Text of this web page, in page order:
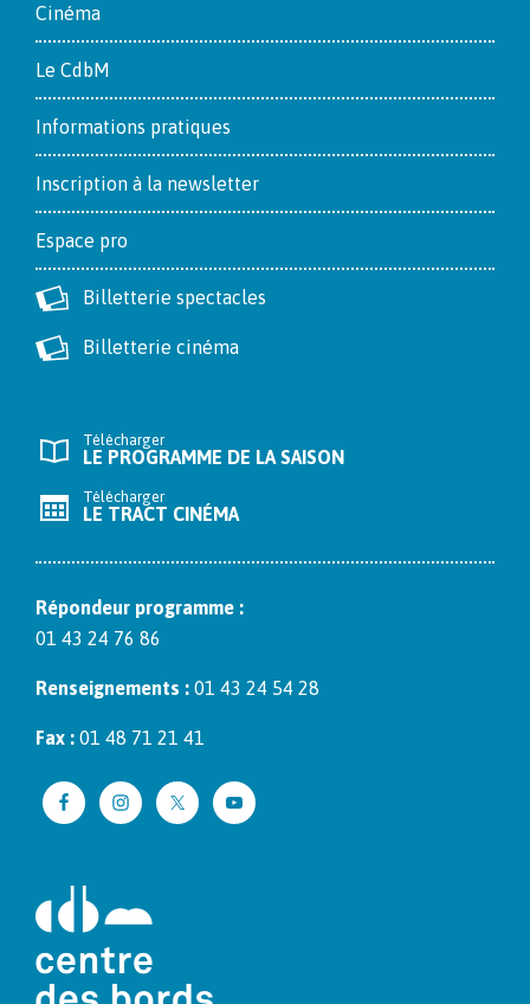
Cinéma
Le CdbM
Informations pratiques
Inscription à la newsletter
Espace pro
Billetterie spectacles
Billetterie cinéma
Télécharger
LE PROGRAMME DE LA SAISON
Télécharger
LE TRACT CINÉMA
Répon­deur pro­gramme :
01 43 24 76 86
Ren­seigne­ments : 01 43 24 54 28
Fax : 01 48 71 21 41